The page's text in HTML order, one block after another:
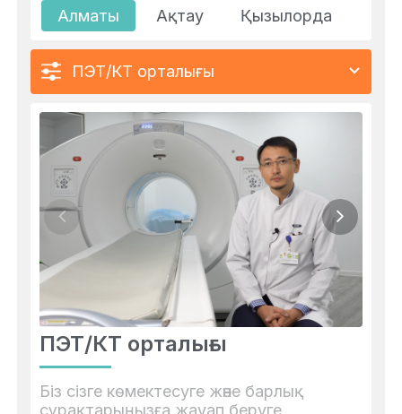
Жүктілік немесе бала емізу кезеңі.
Дәрі-дәрмектерге аллергия.
30 минут бойы қозғалмай жата алмау.
Алматы Ақтау Қызылорда
ПЭТ/КТ орталығы
ПЭТ/КТ орталығы
Біз сізге көмектесуге және барлық
сұрақтарыңызға жауап беруге